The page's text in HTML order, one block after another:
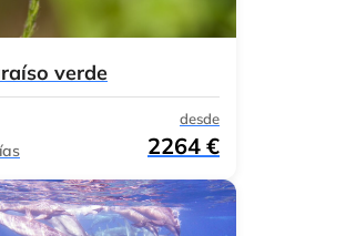
verde
desde
2264 €